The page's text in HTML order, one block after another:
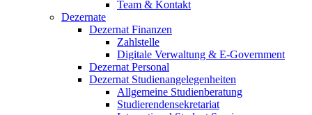
Team & Kontakt
Dezernate
Dezernat Finanzen
Zahlstelle
Digitale Verwaltung & E-Government
Dezernat Personal
Dezernat Studienangelegenheiten
Allgemeine Studienberatung
Studierendensekretariat